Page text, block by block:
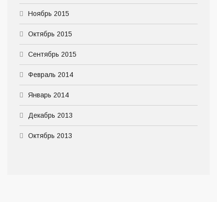
Ноябрь 2015
Октябрь 2015
Сентябрь 2015
Февраль 2014
Январь 2014
Декабрь 2013
Октябрь 2013